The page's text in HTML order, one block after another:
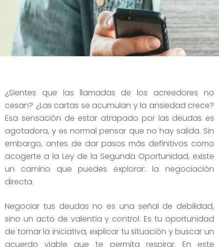
¿Sientes que las llamadas de los acreedores no
cesan? ¿Las cartas se acumulan y la ansiedad crece?
Esa sensación de estar atrapado por las deudas es
agotadora, y es normal pensar que no hay salida. Sin
embargo, antes de dar pasos más definitivos como
acogerte a la Ley de la Segunda Oportunidad, existe
un camino que puedes explorar: la negociación
directa.
Negociar tus deudas no es una señal de debilidad,
sino un acto de valentía y control. Es tu oportunidad
de tomar la iniciativa, explicar tu situación y buscar un
acuerdo viable que te permita respirar. En este